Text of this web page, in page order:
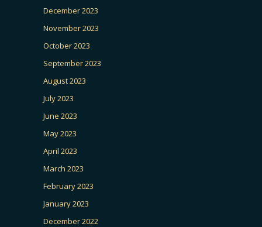
December 2023
November 2023
October 2023
September 2023
August 2023
July 2023
June 2023
May 2023
April 2023
March 2023
February 2023
January 2023
December 2022